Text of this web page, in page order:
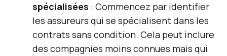
spécialisées : Commencez par identifier
les assureurs qui se spécialisent dans les
contrats sans condition. Cela peut inclure
des compagnies moins connues mais qui